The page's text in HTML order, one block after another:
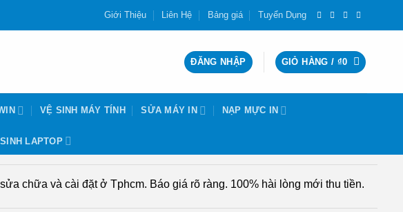
Giới Thiệu Liên Hệ Bảng giá Tuyển Dụng
ĐĂNG NHẬP GIỎ HÀNG / ₫0
VỆ SINH MÁY TÍNH SỬA MÁY IN NẠP MỰC IN
LAPTOP
chữa và cài đặt ở Tphcm. Báo giá rõ ràng. 100% hài lòng mới thu tiền.